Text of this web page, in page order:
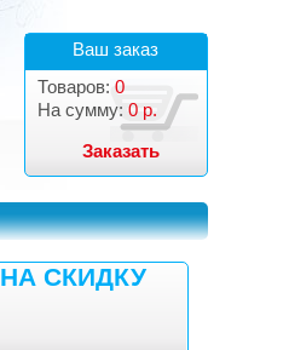
Ваш заказ
Товаров: 0
На сумму: 0 р.
Заказать
СКИДКУ